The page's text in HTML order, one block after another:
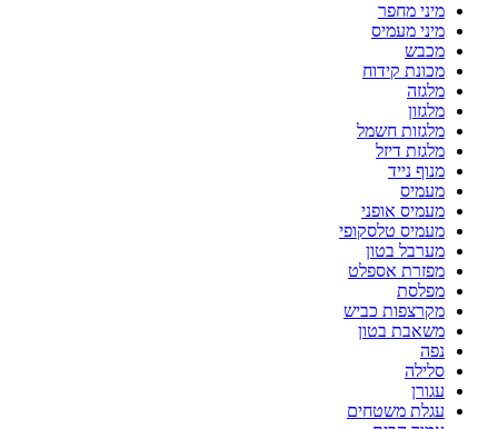
מיני מחפר
מיני מעמיס
מכבש
מכונת קידוח
מלגזה
מלגזון
מלגזות חשמל
מלגזת דיזל
מנוף נייד
מעמיס
מעמיס אופני
מעמיס טלסקופי
מערבל בטון
מפזרת אספלט
מפלסת
מקרצפות כביש
משאבת בטון
נפה
סלילה
עגורן
עגלת משטחים